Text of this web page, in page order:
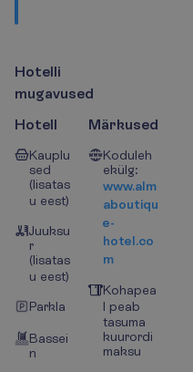
Hotelli
mugavused
Hotell
Kauplu
sed
(lisatas
u eest)
Juuksu
r
(lisatas
u eest)
Parkla
Bassei
n
Märkused
Koduleh
ekülg:
www.alm
aboutiqu
e-
hotel.co
m
Kohapea
l peab
tasuma
kuurordi
maksu